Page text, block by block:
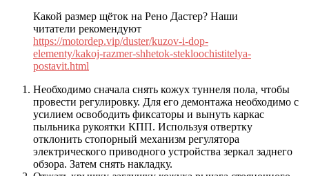
Какой размер щёток на Рено Дастер? Наши
читатели рекомендуют
https://motordep.vip/duster/kuzov-i-dop-
elementy/kakoj-razmer-shhetok-stekloochistitelya-
postavit.html
Необходимо сначала снять кожух туннеля пола, чтобы
провести регулировку. Для его демонтажа необходимо с
усилием освободить фиксаторы и вынуть каркас
пыльника рукоятки КПП. Используя отвертку
отклонить стопорный механизм регулятора
электрического приводного устройства зеркал заднего
обзора. Затем снять накладку.